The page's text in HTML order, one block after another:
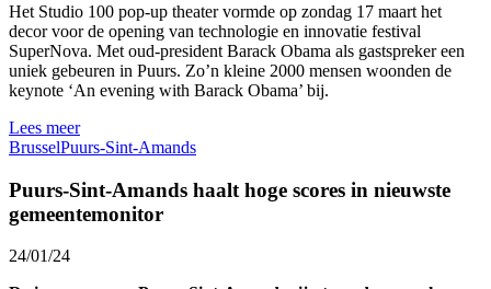
Het Studio 100 pop-up theater vormde op zondag 17 maart het
decor voor de opening van technologie en innovatie festival
SuperNova. Met oud-president Barack Obama als gastspreker een
uniek gebeuren in Puurs. Zo’n kleine 2000 mensen woonden de
keynote ‘An evening with Barack Obama’ bij.
Lees meer
BrusselPuurs-Sint-Amands
Puurs-Sint-Amands haalt hoge scores in nieuwste
gemeentemonitor
24/01/24